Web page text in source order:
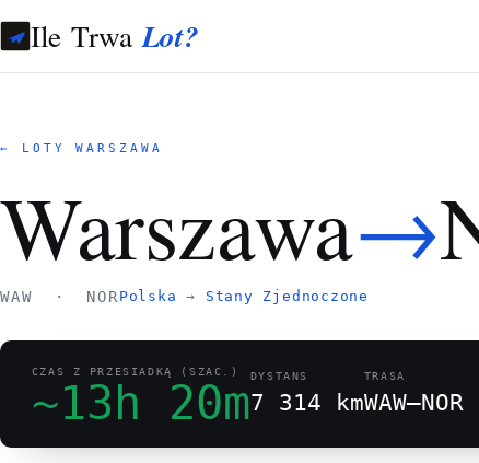
Ile TrwaLot?
← LOTY WARSZAWA
Warszawa→
WAW · NOR Polska → Stany Zjednoczone
CZAS Z PRZESIADKĄ (SZAC.)
~13h 20m
DYSTANS
7 314 km
TRASA
WAW–NOR